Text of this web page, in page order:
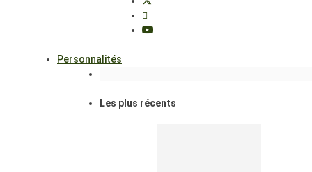
Personnalités
Les plus récents